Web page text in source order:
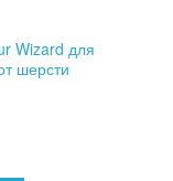
Wizard для
шерсти